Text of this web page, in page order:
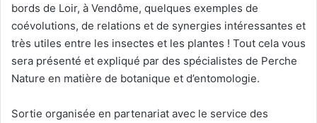
bords de Loir, à Vendôme, quelques exemples de
coévolutions, de relations et de synergies intéressantes et
très utiles entre les insectes et les plantes ! Tout cela vous
sera présenté et expliqué par des spécialistes de Perche
Nature en matière de botanique et d’entomologie.
Sortie organisée en partenariat avec le service des